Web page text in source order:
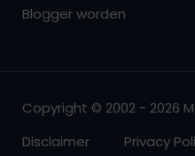
Blogger worden
Copyright © 2002 - 2026
Disclaimer
Privacy